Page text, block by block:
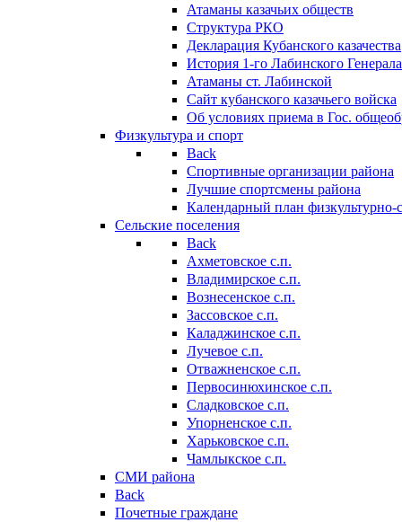
Атаманы казачьих обществ
Структура РКО
Декларация Кубанского казачества
История 1-го Лабинского
Атаманы ст. Лабинской
Cайт кубанского казачьего войска
Об условиях приема в Гос.
Физкультура и спорт
Back
Спортивные организации района
Лучшие спортсмены района
Календарный план
Сельские поселения
Back
Ахметовское с.п.
Владимирское с.п.
Вознесенское с.п.
Зассовское с.п.
Каладжинское с.п.
Лучевое с.п.
Отважненское с.п.
Первосинюхинское с.п.
Сладковское с.п.
Упорненское с.п.
Харьковское с.п.
Чамлыкское с.п.
СМИ района
Back
Почетные граждане